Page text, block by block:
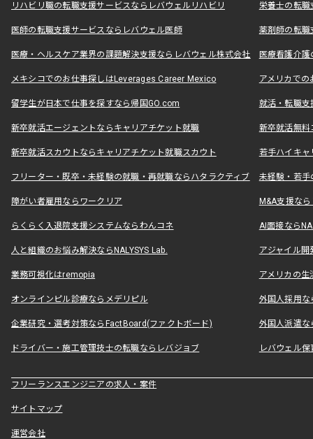
リハビリ職の転職支援サービスならレバウェルリハビリ 栄養士の転
医師の転職支援サービスならレバウェル医師 薬剤師の転
医療・ヘルスケア業界の課題解決支援ならレバウェル株式会社 医療看護介
メキシコでのお仕事探しはLeverages Career Mexico アメリカで
留学生が日本で仕事を探すなら帰国GO.com 就活・転職
新卒就活エージェントならキャリアチケット就職 新卒就活無料
新卒就活スカウトならキャリアチケット就職スカウト 若手ハイキ
フリーター・既卒・未経験の就職・再就職ならハタラクティブ 未経験・若手
障がい者雇用ならワークリア M&A支援な
らくらく入退院支援システムならわんコネ AI面接なら
人と組織のお悩み解決ならNALYSYS Lab. アジャイル
業務可視化はremopia アメリカの
オンラインピル診療ならメデリピル 外国人採用
企業研究・選考対策ならFactBoard(ファクトボード) 外国人派遣な
ドライバー・施工管理技士の転職ならレバジョブ レバウェル
フリーランスエンジニアの求人・案件
サイトマップ
運営会社